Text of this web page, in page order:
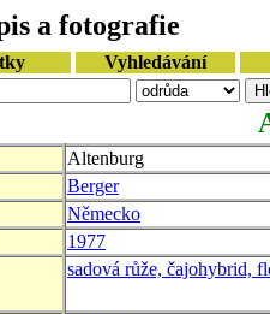
a fotografie
Vyhledávání
Altenburg
Berger
Německo
1977
sadová růže, čajohybrid,